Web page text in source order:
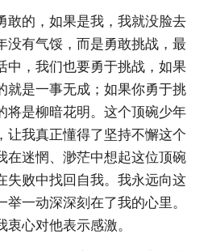
敢的，如果是我，我就没脸去
没有气馁，而是勇敢挑战，最
中，我们也要勇于挑战，如果
就是一事无成；如果你勇于挑
将是柳暗花明。这个顶碗少年
让我真正懂得了坚持不懈这个
在迷惘、渺茫中想起这位顶碗
失败中找回自我。我永远向这
一动深深刻在了我的心里。
心对他表示感激。